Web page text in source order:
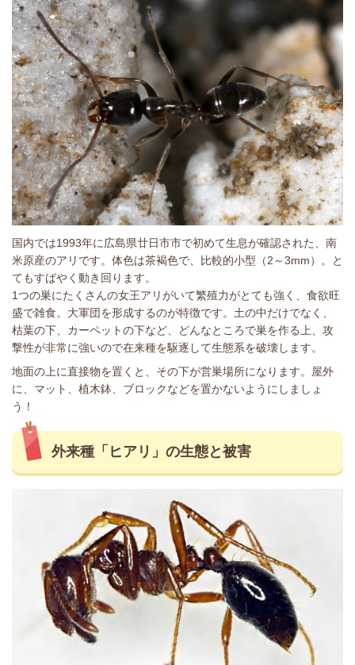
国内では1993年に広島県廿日市市で初めて生息が確認された、南
米原産のアリです。体色は茶褐色で、比較的小型（2～3mm）。と
てもすばやく動き回ります。
1つの巣にたくさんの女王アリがいて繁殖力がとても強く、食欲旺
盛で雑食。大軍団を形成するのが特徴です。土の中だけでなく、
枯葉の下、カーペットの下など、どんなところで巣を作る上、攻
撃性が非常に強いので在来種を駆逐して生態系を破壊します。
地面の上に直接物を置くと、その下が営巣場所になります。屋外
に、マット、植木鉢、ブロックなどを置かないようにしましょ
う！
外来種「ヒアリ」の生態と被害